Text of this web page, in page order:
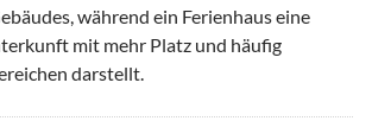
während ein Ferienhaus eine
mit mehr Platz und häufig
darstellt.